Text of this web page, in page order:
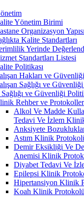
Yönetim Birimi
Organizasyon Yapısı
Kalite Standartları
Yerinde
Standartları Listesi
Politikası
Hakları ve
Sağlığı ve
ve Güvenliği
Rehber ve Protokoller
Alkol Ve Madde
Tedavi Ve İzlem
Anksiyete
Astım Klinik
Demir Eksikliği Ve
Anemisi Klinik
Diyabet Tedavi Ve
Epilepsi Klinik
Hipertansiyon Klinik
Koah Klinik Protokolü